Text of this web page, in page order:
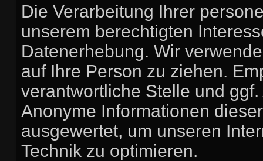
Die Verarbeitung Ihrer
unserem berechtigten
Datenerhebung. Wir
auf Ihre Person zu ziehen.
verantwortliche Stelle und
Anonyme Informationen
ausgewertet, um unseren
Technik zu optimieren.